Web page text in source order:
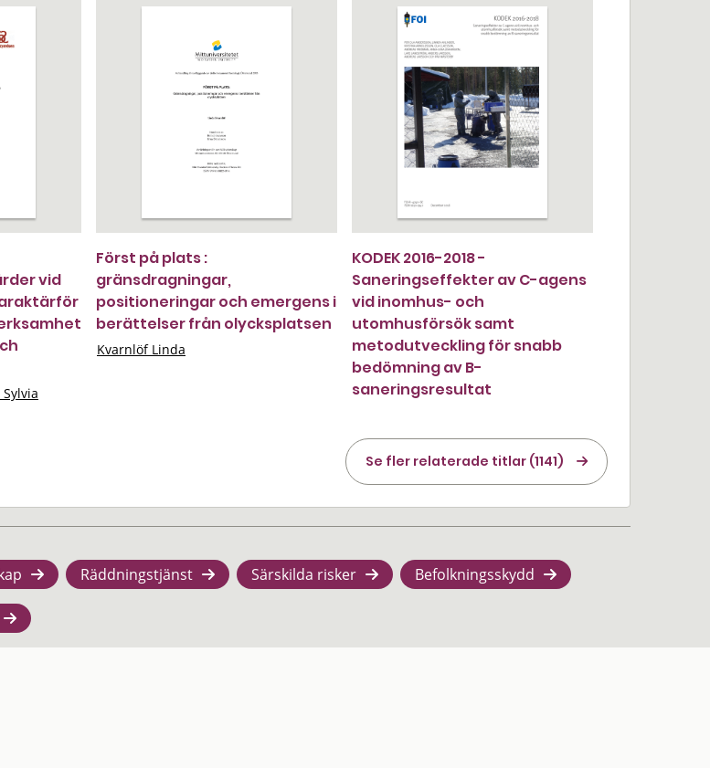
vid
Först på plats :
gränsdragningar,
positioneringar och emergens i
berättelser från olycksplatsen
Kvarnlöf Linda
KODEK 2016-2018 -
Saneringseffekter av C-agens
vid inomhus- och
utomhusförsök samt
metodutveckling för snabb
bedömning av B-
saneringsresultat
Se fler relaterade titlar (1141)
Räddningstjänst Särskilda risker Befolkningsskydd